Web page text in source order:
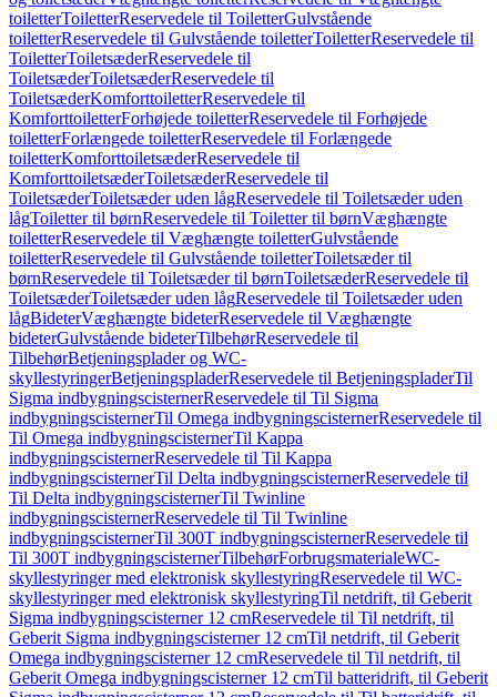
toiletterToiletterReservedele til ToiletterGulvstående
toiletterReservedele til Gulvstående toiletterToiletterReservedele til
ToiletterToiletsæderReservedele til
ToiletsæderToiletsæderReservedele til
ToiletsæderKomforttoiletterReservedele til
KomforttoiletterForhøjede toiletterReservedele til Forhøjede
toiletterForlængede toiletterReservedele til Forlængede
toiletterKomforttoiletsæderReservedele til
KomforttoiletsæderToiletsæderReservedele til
ToiletsæderToiletsæder uden lågReservedele til Toiletsæder uden
lågToiletter til børnReservedele til Toiletter til børnVæghængte
toiletterReservedele til Væghængte toiletterGulvstående
toiletterReservedele til Gulvstående toiletterToiletsæder til
børnReservedele til Toiletsæder til børnToiletsæderReservedele til
ToiletsæderToiletsæder uden lågReservedele til Toiletsæder uden
lågBideterVæghængte bideterReservedele til Væghængte
bideterGulvstående bideterTilbehørReservedele til
TilbehørBetjeningsplader og WC-
skyllestyringerBetjeningspladerReservedele til BetjeningspladerTil
Sigma indbygningscisternerReservedele til Til Sigma
indbygningscisternerTil Omega indbygningscisternerReservedele til
Til Omega indbygningscisternerTil Kappa
indbygningscisternerReservedele til Til Kappa
indbygningscisternerTil Delta indbygningscisternerReservedele til
Til Delta indbygningscisternerTil Twinline
indbygningscisternerReservedele til Til Twinline
indbygningscisternerTil 300T indbygningscisternerReservedele til
Til 300T indbygningscisternerTilbehørForbrugsmaterialeWC-
skyllestyringer med elektronisk skyllestyringReservedele til WC-
skyllestyringer med elektronisk skyllestyringTil netdrift, til Geberit
Sigma indbygningscisterner 12 cmReservedele til Til netdrift, til
Geberit Sigma indbygningscisterner 12 cmTil netdrift, til Geberit
Omega indbygningscisterner 12 cmReservedele til Til netdrift, til
Geberit Omega indbygningscisterner 12 cmTil batteridrift, til Geberit